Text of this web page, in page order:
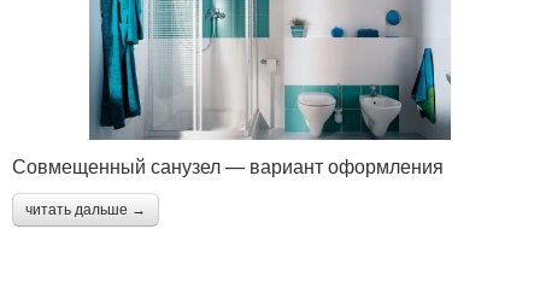
Совмещенный санузел — вариант оформления
читать дальше →